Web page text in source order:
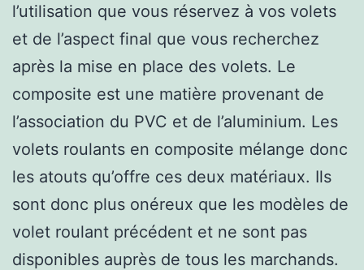
l’utilisation que vous réservez à vos volets
et de l’aspect final que vous recherchez
après la mise en place des volets. Le
composite est une matière provenant de
l’association du PVC et de l’aluminium. Les
volets roulants en composite mélange donc
les atouts qu’offre ces deux matériaux. Ils
sont donc plus onéreux que les modèles de
volet roulant précédent et ne sont pas
disponibles auprès de tous les marchands.